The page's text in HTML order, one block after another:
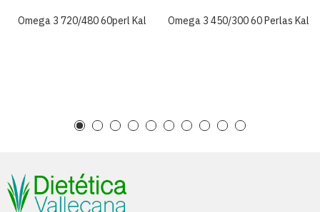
Omega 3 720/480 60perl Kal Omega 3 450/300 60 Perlas Kal